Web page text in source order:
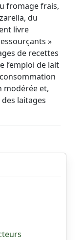
fromage frais,
du
livre
»
de recettes
l’emploi de lait
modérée et,
laitages